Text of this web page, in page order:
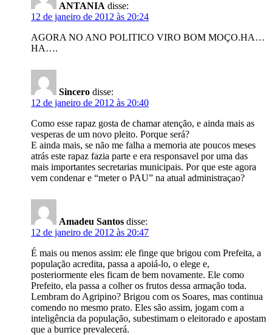
ANTANIA disse:
12 de janeiro de 2012 às 20:24
AGORA NO ANO POLITICO VIRO BOM MOÇO.HA…
HA….
Sincero disse:
12 de janeiro de 2012 às 20:40
Como esse rapaz gosta de chamar atenção, e ainda mais as
vesperas de um novo pleito. Porque será?
E ainda mais, se não me falha a memoria ate poucos meses
atrás este rapaz fazia parte e era responsavel por uma das
mais importantes secretarias municipais. Por que este agora
vem condenar e “meter o PAU” na atual administraçao?
Amadeu Santos disse:
12 de janeiro de 2012 às 20:47
É mais ou menos assim: ele finge que brigou com Prefeita, a
população acredita, passa a apoiá-lo, o elege e,
posteriormente eles ficam de bem novamente. Ele como
Prefeito, ela passa a colher os frutos dessa armação toda.
Lembram do Agripino? Brigou com os Soares, mas continua
comendo no mesmo prato. Eles são assim, jogam com a
inteligência da população, subestimam o eleitorado e apostam
que a burrice prevalecerá.